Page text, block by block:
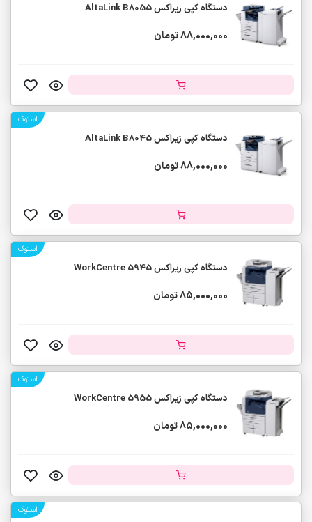
دستگاه کپی زیراکس AltaLink B8055
88,000,000 تومان
استوک
دستگاه کپی زیراکس AltaLink B8045
88,000,000 تومان
استوک
دستگاه کپی زیراکس WorkCentre 5945
85,000,000 تومان
استوک
دستگاه کپی زیراکس WorkCentre 5955
85,000,000 تومان
استوک